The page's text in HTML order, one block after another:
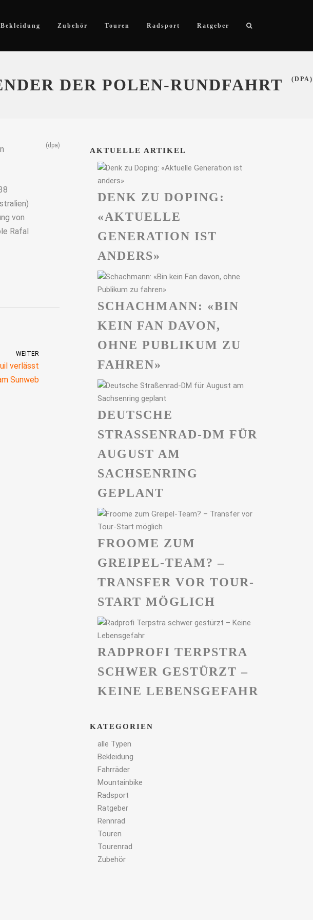
Bekleidung Zubehör Touren Radsport Ratgeber
DER POLEN-RUNDFAHRT (DPA)
von
Rafal
(dpa)
WEITER
verlässt
Sunweb
AKTUELLE ARTIKEL
DENK ZU DOPING:
«AKTUELLE
GENERATION IST
ANDERS»
SCHACHMANN: «BIN
KEIN FAN DAVON,
OHNE PUBLIKUM ZU
FAHREN»
DEUTSCHE
STRASSENRAD-DM FÜR A
UGUST AM S
ACHSENRING G
EPLANT
FROOME ZUM
GREIPEL-TEAM? –
TRANSFER VOR TOUR-
START MÖGLICH
RADPROFI TERPSTRA
SCHWER GESTÜRZT –
KEINE LEBENSGEFAHR
KATEGORIEN
alle Typen
Bekleidung
Fahrräder
Mountainbike
Radsport
Ratgeber
Rennrad
Touren
Tourenrad
Zubehör